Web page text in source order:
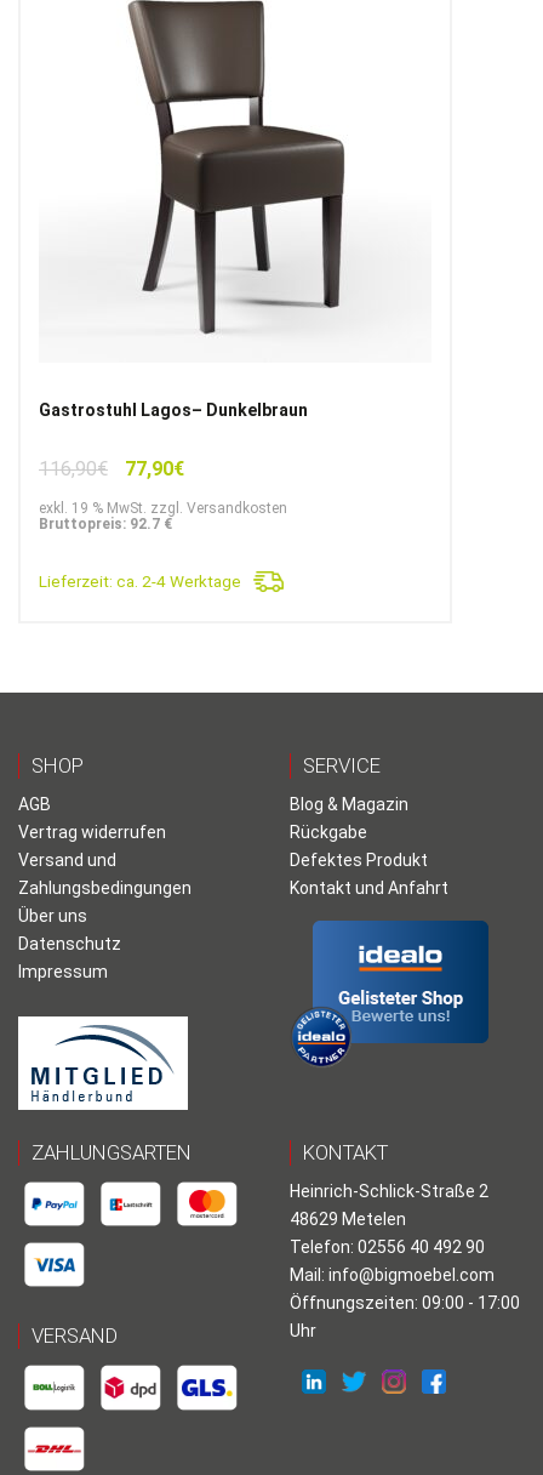
Gastrostuhl Lagos– Dunkelbraun
116,90€
Ursprünglicher
war:
77,90€Aktueller
ist:
exkl. 19 % MwSt. zzgl. Versandkosten
Bruttopreis: 92.7 €
Lieferzeit: ca. 2-4 Werktage
SHOP
AGB
Vertrag widerrufen
Versand und
Zahlungsbedingungen
Über uns
Datenschutz
Impressum
SERVICE
Blog & Magazin
Rückgabe
Defektes Produkt
Kontakt und Anfahrt
ZAHLUNGSARTEN
VERSAND
KONTAKT
Heinrich-Schlick-Straße 2
48629 Metelen
Telefon: 02556 40 492 90
Mail: info@bigmoebel.com
Öffnungszeiten: 09:00 - 17:00
Uhr